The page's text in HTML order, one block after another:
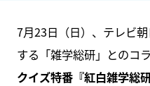
7月23日（日）、テレビ
する「雑学総研」とのコ
クイズ特番『紅白雑学総研